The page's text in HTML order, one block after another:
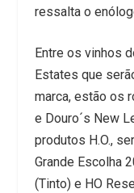
ressalta o
Entre os vinhos
Estates que
marca, estão os
e Douro´s New
produtos H.O.,
Grande Escolha
(Tinto) e HO